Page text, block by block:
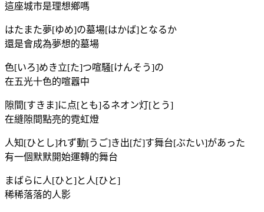
這座城市是理想鄉嗎
はたまた夢[ゆめ]の墓場[はかば]となるか
還是會成為夢想的墓場
色[いろ]めき立[た]つ喧騒[けんそう]の
在五光十色的喧囂中
隙間[すきま]に点[とも]るネオン灯[とう]
在縫隙間點亮的霓虹燈
人知[ひとし]れず動[うご]き出[だ]す舞台[ぶたい]があった
有一個默默開始運轉的舞台
まばらに人[ひと]と人[ひと]
稀稀落落的人影